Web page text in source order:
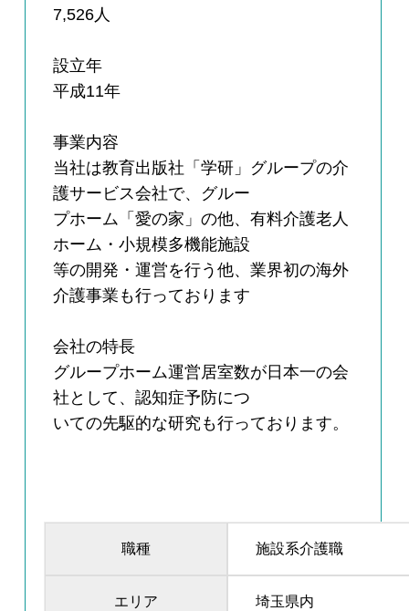
7,526人
設立年
平成11年
事業内容
当社は教育出版社「学研」グループの介
護サービス会社で、グルー
プホーム「愛の家」の他、有料介護老人
ホーム・小規模多機能施設
等の開発・運営を行う他、業界初の海外
介護事業も行っております
会社の特長
グループホーム運営居室数が日本一の会
社として、認知症予防につ
いての先駆的な研究も行っております。
職種 施設系介護職
エリア 埼玉県内